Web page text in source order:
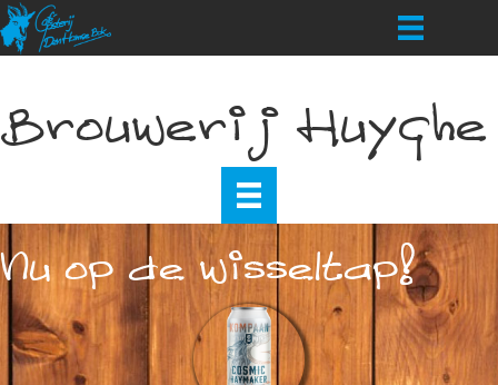
Brouwerij Huyghe
Nu op de wisseltap!